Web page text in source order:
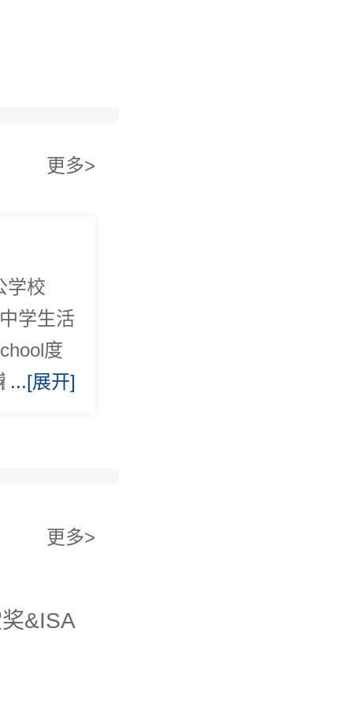
更多>
学校
学生活
度
深刻的
...[展开]
更多>
&ISA